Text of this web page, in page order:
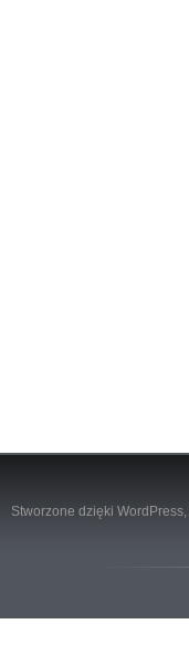
Stworzone dzięki WordPress,